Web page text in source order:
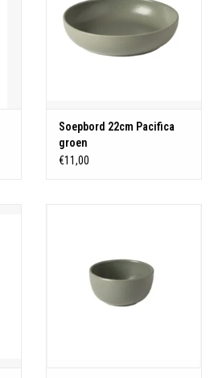
Soepbord 22cm Pacifica
groen
€11,00